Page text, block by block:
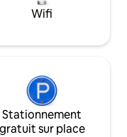
la
tout le linge de lit.
Wifi
Stationnement
gratuit sur place